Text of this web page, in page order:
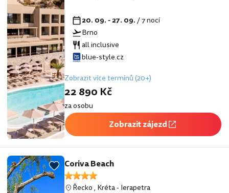
20. 09. - 27. 09./ 7 nocí
Brno
all inclusive
blue-style.cz
Zobrazit více termínů (20+)
22 890 Kč
za osobu
Zobrazit zájezd
Coriva Beach
Řecko, Kréta-Ierapetra